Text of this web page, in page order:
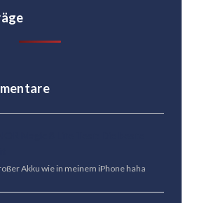
Akku wie in meinem iPhone haha